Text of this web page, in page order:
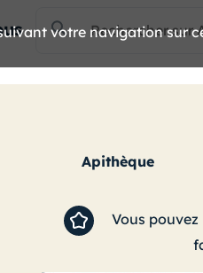
Apithèque
Vous
votre navigation sur